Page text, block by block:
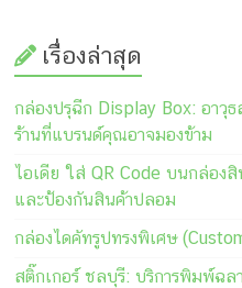
เรื่องล่าสุด
กล่องปรุฉีก Display Box: อาวุ
ร้านที่แบรนด์คุณอาจมองข้าม
ไอเดีย ใส่ QR Code บนกล่อง
และป้องกันสินค้าปลอม
กล่องไดคัทรูปทรงพิเศษ
สติ๊กเกอร์ ชลบุรี: บริการพิมพ์ฉ